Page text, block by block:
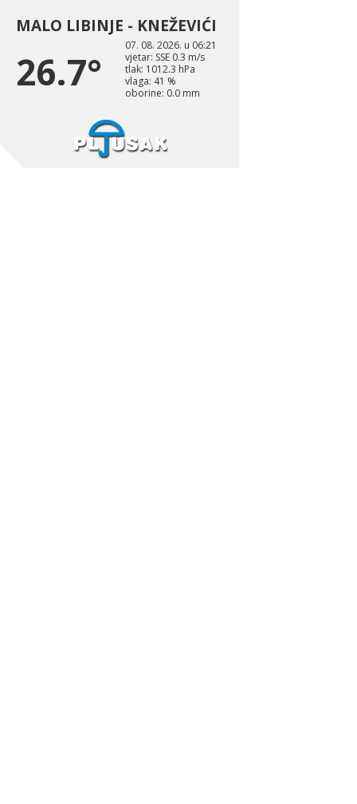
MALO LIBINJE - KNEŽEVIĆI
26.7°
07. 08. 2026. u 06:21
vjetar: SSE 0.3 m/s
tlak: 1012.3 hPa
vlaga: 41 %
oborine: 0.0 mm